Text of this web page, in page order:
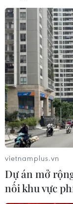
vietnamplus.vn
Dự án mở
nối khu vực